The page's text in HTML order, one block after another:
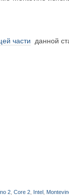
части данной
2 ,Core 2 Intel